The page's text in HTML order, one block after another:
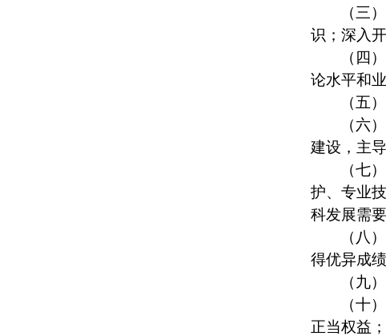
（三
识；深入
（四
论水平和
（五
（六
建设，主
（七
护、专业
科发展需
（八
得优异成
（九
（十
正当权益；